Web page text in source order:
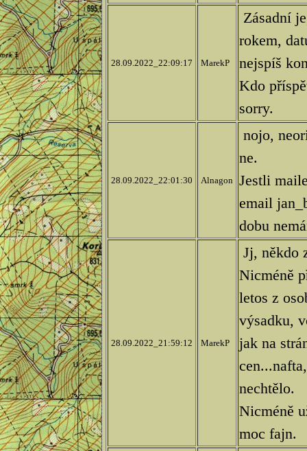
28.09.2022_22:09:17 MarekP
Zásadní
rokem,
nejspíš
Kdo
sorry.
28.09.2022_22:01:30 Alnagon
nojo,
ne.
Jestli
email
dobu
28.09.2022_21:59:12 MarekP
Jj, někdo
Nicméně
letos z
výsadku,
jak na
nechtělo.
Nicméně
moc fajn.